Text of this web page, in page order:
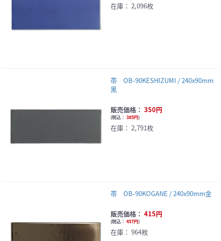
在庫： 2,096枚
帯 OB-90KESHIZUMI / 240x90mm
黒
販売価格： 350円
(税込： 385円)
在庫： 2,791枚
帯 OB-90KOGANE / 240x90mm金
販売価格： 415円
(税込： 457円)
在庫： 964枚